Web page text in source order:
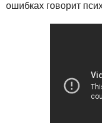
ошибках говорит